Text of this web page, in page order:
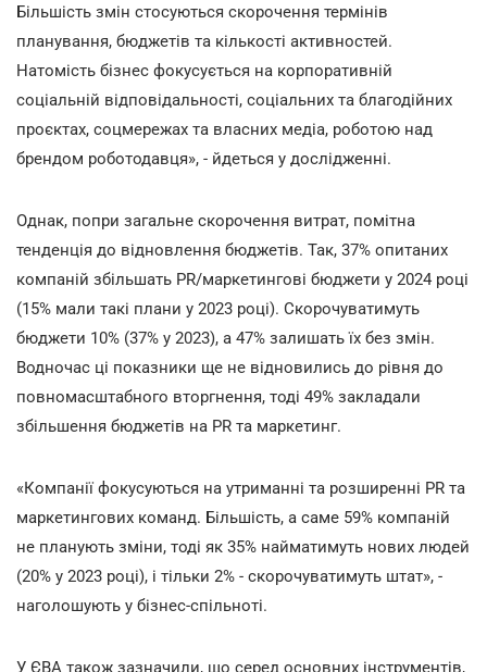
Більшість змін стосуються скорочення термінів
планування, бюджетів та кількості активностей.
Натомість бізнес фокусується на корпоративній
соціальній відповідальності, соціальних та благодійних
проєктах, соцмережах та власних медіа, роботою над
брендом роботодавця», - йдеться у дослідженні.
Однак, попри загальне скорочення витрат, помітна
тенденція до відновлення бюджетів. Так, 37% опитаних
компаній збільшать PR/маркетингові бюджети у 2024 році
(15% мали такі плани у 2023 році). Скорочуватимуть
бюджети 10% (37% у 2023), а 47% залишать їх без змін.
Водночас ці показники ще не відновились до рівня до
повномасштабного вторгнення, тоді 49% закладали
збільшення бюджетів на PR та маркетинг.
«Компанії фокусуються на утриманні та розширенні PR та
маркетингових команд. Більшість, а саме 59% компаній
не планують зміни, тоді як 35% найматимуть нових людей
(20% у 2023 році), і тільки 2% - скорочуватимуть штат», -
наголошують у бізнес-спільноті.
У ЄВА також зазначили, що серед основних інструментів,